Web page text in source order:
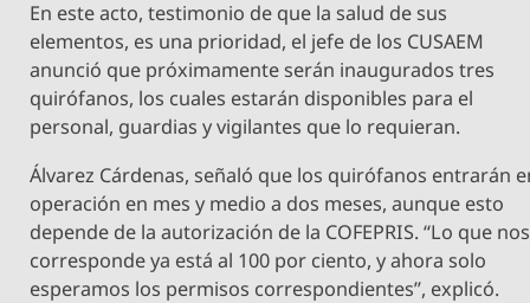
En este acto, testimonio de que la salud de sus
elementos, es una prioridad, el jefe de los CUSAEM
anunció que próximamente serán inaugurados tres
quirófanos, los cuales estarán disponibles para el
personal, guardias y vigilantes que lo requieran.
Álvarez Cárdenas, señaló que los quirófanos entrarán
operación en mes y medio a dos meses, aunque esto
depende de la autorización de la COFEPRIS. “Lo que nos
corresponde ya está al 100 por ciento, y ahora solo
esperamos los permisos correspondientes”, explicó.